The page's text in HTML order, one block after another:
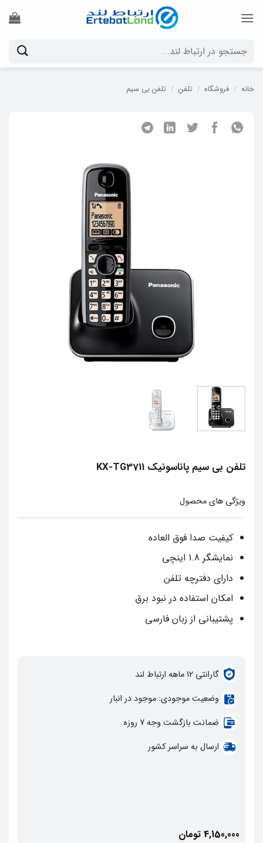
جستجو
برای:
خانه / فروشگاه / تلفن / تلفن بی سیم
تلفن بی‌ سیم پاناسونیک KX-TG3711
ويژگي هاي محصول
کیفیت صدا فوق العاده
نمایشگر 1.8 اینچی
دارای دفترچه تلفن
امکان استفاده در نبود برق
پشتیبانی از زبان فارسی
گارانتي 12 ماهه ارتباط لند
وضعيت موجودي: موجود در انبار
ضمانت بازگشت وجه 7 روزه
ارسال به سراسر کشور
4,150,000 تومان